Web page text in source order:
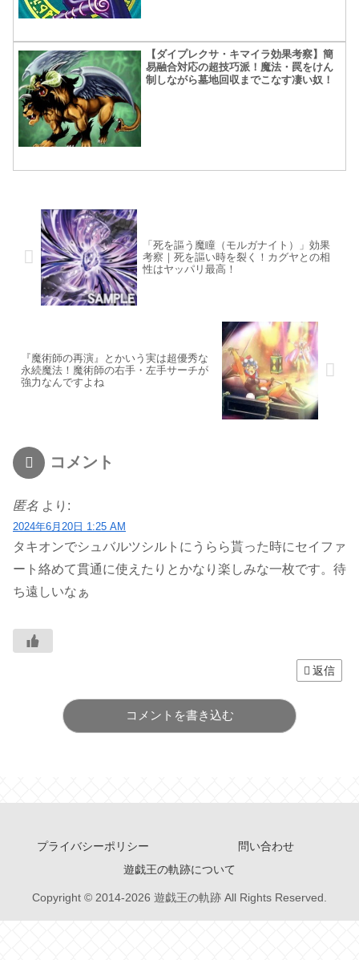
【ダイプレクサ・キマイラ効果考察】簡
易融合対応の超技巧派！魔法・罠をけん
制しながら墓地回収までこなす凄い奴！
「死を謳う魔瞳（モルガナイト）」効果
考察｜死を謳い時を裂く！カグヤとの相
性はヤッパリ最高！
『魔術師の再演』とかいう実は超優秀な
永続魔法！魔術師の右手・左手サーチが
強力なんですよね
コメント
匿名 より:
2024年6月20日 1:25 AM
タキオンでシュバルツシルトにうらら貰った時にセイファ
ート絡めて貫通に使えたりとかなり楽しみな一枚です。待
ち遠しいなぁ
返信
コメントを書き込む
プライバシーポリシー
問い合わせ
遊戯王の軌跡について
Copyright © 2014-2026 遊戯王の軌跡 All Rights Reserved.